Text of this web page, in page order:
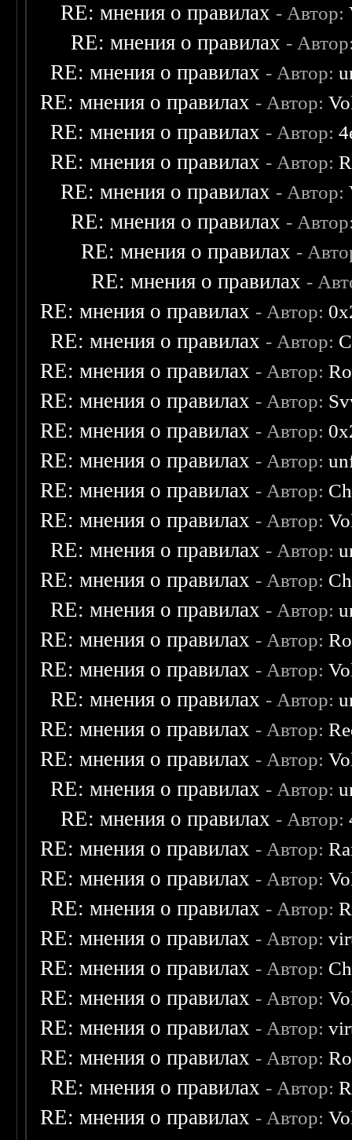
RE: мнения о правилах - Автор:
RE: мнения о правилах -
RE: мнения о правилах - Автор:
RE: мнения о правилах - Автор:
RE: мнения о правилах - Автор:
RE: мнения о правилах - Автор:
RE: мнения о правилах - Автор:
RE: мнения о правилах -
RE: мнения о правилах -
RE: мнения о правилах -
RE: мнения о правилах - Автор:
RE: мнения о правилах - Автор:
RE: мнения о правилах - Автор:
RE: мнения о правилах - Автор:
RE: мнения о правилах - Автор:
RE: мнения о правилах - Автор:
RE: мнения о правилах - Автор:
RE: мнения о правилах - Автор:
RE: мнения о правилах - Автор:
RE: мнения о правилах - Автор:
RE: мнения о правилах - Автор:
RE: мнения о правилах - Автор:
RE: мнения о правилах - Автор:
RE: мнения о правилах - Автор:
RE: мнения о правилах - Автор:
RE: мнения о правилах - Автор:
RE: мнения о правилах - Автор:
RE: мнения о правилах - Автор:
RE: мнения о правилах - Автор:
RE: мнения о правилах - Автор:
RE: мнения о правилах - Автор:
RE: мнения о правилах - Автор:
RE: мнения о правилах - Автор:
RE: мнения о правилах - Автор:
RE: мнения о правилах - Автор:
RE: мнения о правилах - Автор:
RE: мнения о правилах - Автор:
RE: мнения о правилах - Автор: